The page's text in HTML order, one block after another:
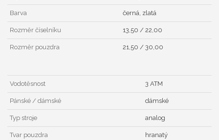
Barva černá, zlatá
Rozměr číselníku 13,50 / 22,00
Rozměr pouzdra 21,50 / 30,00
Vodotěsnost 3 ATM
Pánské / dámské dámské
Typ stroje analog
Tvar pouzdra hranatý